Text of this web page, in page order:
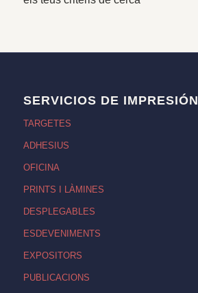
SERVICIOS DE IMPRESIÓN
TARGETES
ADHESIUS
OFICINA
PRINTS I LÀMINES
DESPLEGABLES
ESDEVENIMENTS
EXPOSITORS
PUBLICACIONS